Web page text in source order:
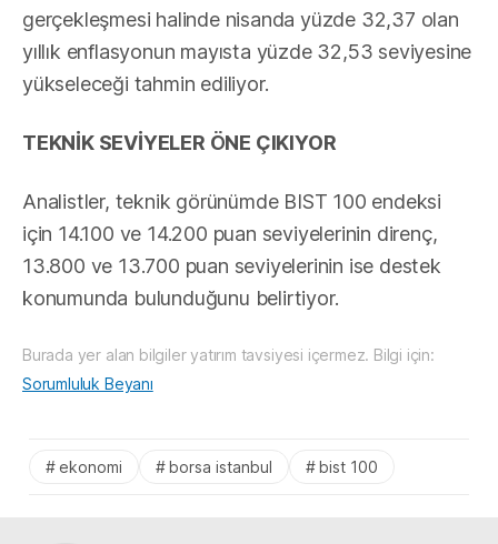
gerçekleşmesi halinde nisanda yüzde 32,37 olan
yıllık enflasyonun mayısta yüzde 32,53 seviyesine
yükseleceği tahmin ediliyor.
TEKNİK SEVİYELER ÖNE ÇIKIYOR
Analistler, teknik görünümde BIST 100 endeksi
için 14.100 ve 14.200 puan seviyelerinin direnç,
13.800 ve 13.700 puan seviyelerinin ise destek
konumunda bulunduğunu belirtiyor.
Burada yer alan bilgiler yatırım tavsiyesi içermez. Bilgi için:
Sorumluluk Beyanı
ekonomi borsa istanbul bist 100